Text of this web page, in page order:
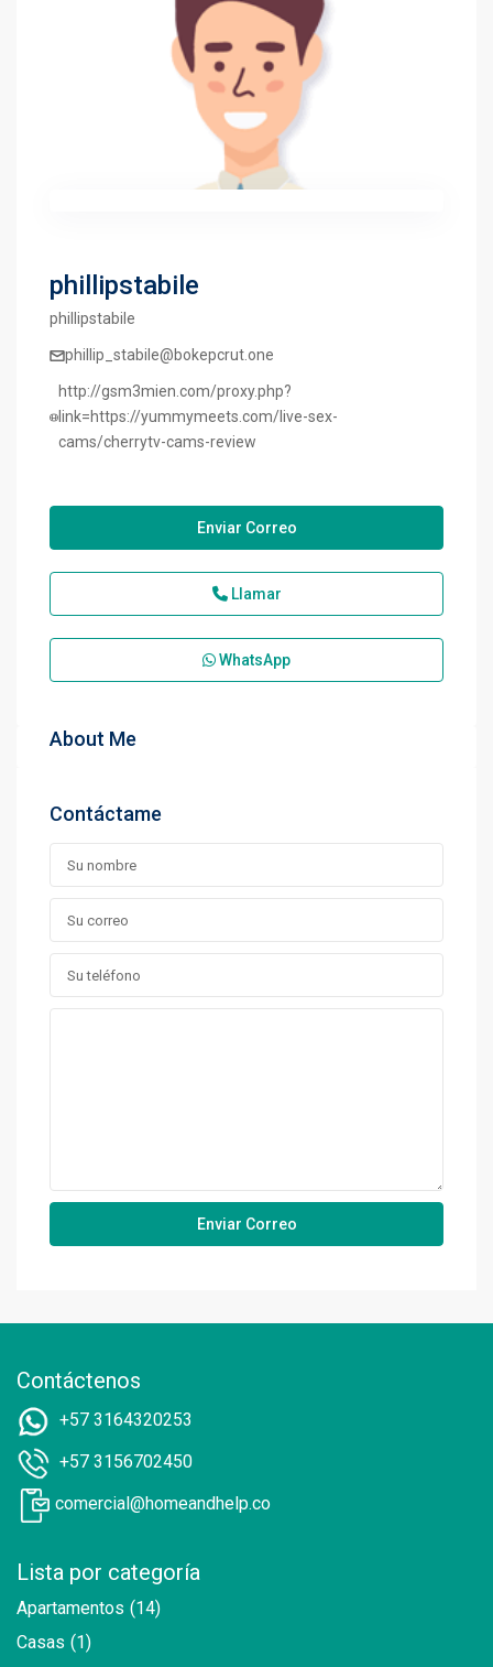
phillipstabile
phillipstabile
phillip_stabile@bokepcrut.one
http://gsm3mien.com/proxy.php?
link=https://yummymeets.com/live-sex-
cams/cherrytv-cams-review
Enviar Correo
Llamar
WhatsApp
About Me
Contáctame
Contáctenos
+57 3164320253
+57 3156702450
comercial@homeandhelp.co
Lista por categoría
Apartamentos (14)
Casas (1)